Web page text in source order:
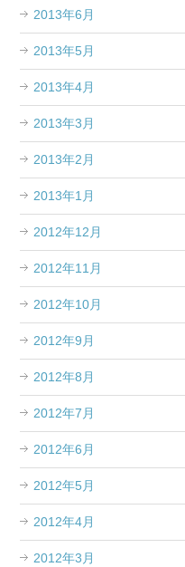
2013年6月
2013年5月
2013年4月
2013年3月
2013年2月
2013年1月
2012年12月
2012年11月
2012年10月
2012年9月
2012年8月
2012年7月
2012年6月
2012年5月
2012年4月
2012年3月